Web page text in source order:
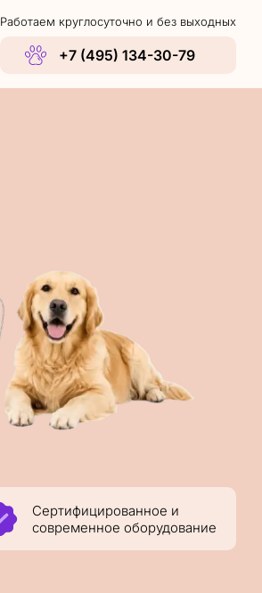
Работаем круглосуточно и без выходных
+7 (495) 134-30-79
Сертифицированное и
современное оборудование